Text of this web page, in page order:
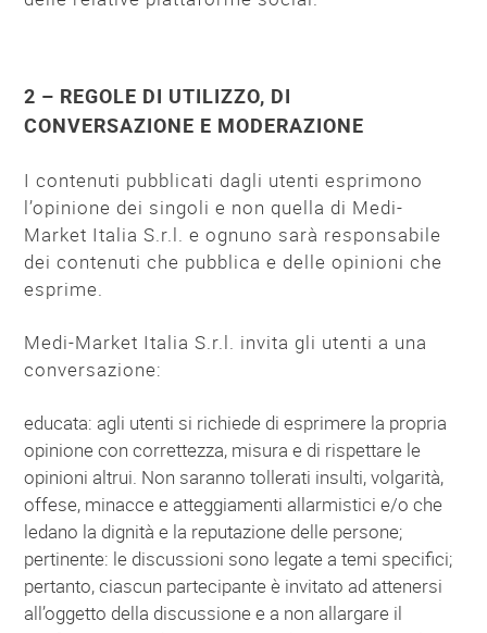
2 – REGOLE DI UTILIZZO, DI
CONVERSAZIONE E MODERAZIONE
I contenuti pubblicati dagli utenti esprimono
l’opinione dei singoli e non quella di Medi-
Market Italia S.r.l. e ognuno sarà responsabile
dei contenuti che pubblica e delle opinioni che
esprime.
Medi-Market Italia S.r.l. invita gli utenti a una
conversazione:
educata: agli utenti si richiede di esprimere la propria
opinione con correttezza, misura e di rispettare le
opinioni altrui. Non saranno tollerati insulti, volgarità,
offese, minacce e atteggiamenti allarmistici e/o che
ledano la dignità e la reputazione delle persone;
pertinente: le discussioni sono legate a temi specifici;
pertanto, ciascun partecipante è invitato ad attenersi
all’oggetto della discussione e a non allargare il